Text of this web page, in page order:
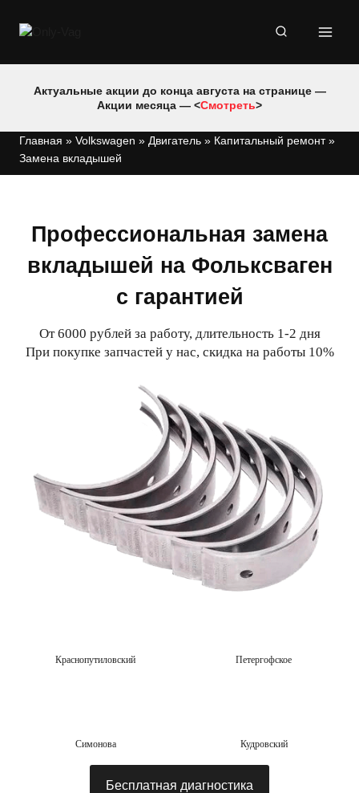
Актуальные акции до конца августа на странице —
Акции месяца — <Смотреть>
Главная » Volkswagen » Двигатель » Капитальный ремонт»
Замена вкладышей
Профессиональная замена
вкладышей на Фольксваген
с гарантией
От 6000 рублей за работу, длительность 1-2 дня
При покупке запчастей у нас, скидка на работы 10%
Краснопутиловский Петергофское
Симонова Кудровский
Бесплатная диагностика